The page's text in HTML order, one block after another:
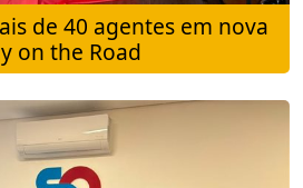
de 40 agentes em nova
on the Road